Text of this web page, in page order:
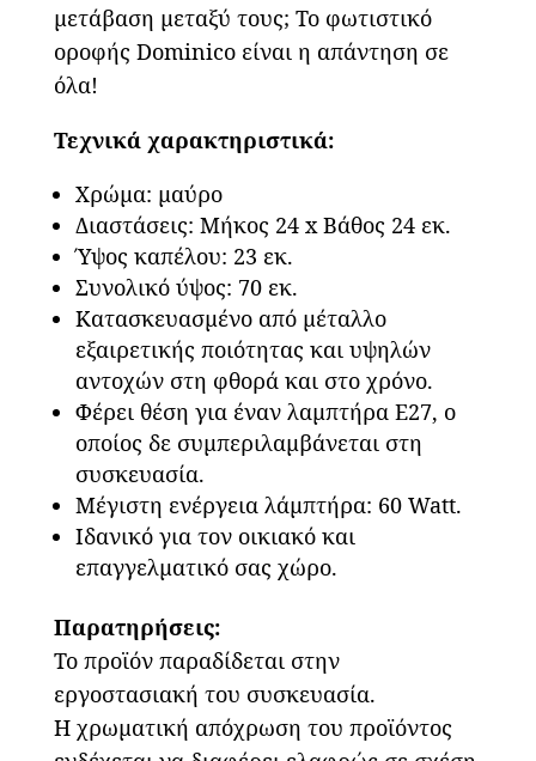
μετάβαση μεταξύ τους; Το φωτιστικό
οροφής Dominico είναι η απάντηση σε
όλα!
Τεχνικά χαρακτηριστικά:
Χρώμα: μαύρο
Διαστάσεις: Μήκος 24 x Βάθος 24 εκ.
Ύψος καπέλου: 23 εκ.
Συνολικό ύψος: 70 εκ.
Κατασκευασμένο από μέταλλο
εξαιρετικής ποιότητας και υψηλών
αντοχών στη φθορά και στο χρόνο.
Φέρει θέση για έναν λαμπτήρα Ε27, ο
οποίος δε συμπεριλαμβάνεται στη
συσκευασία.
Μέγιστη ενέργεια λάμπτήρα: 60 Watt.
Ιδανικό για τον οικιακό και
επαγγελματικό σας χώρο.
Παρατηρήσεις:
Το προϊόν παραδίδεται στην
εργοστασιακή του συσκευασία.
Η χρωματική απόχρωση του προϊόντος